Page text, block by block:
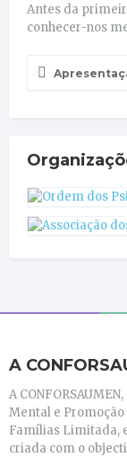
Antes da
conhecer-nos
A
A
Mental e
Famílias Limitada,
criada com o